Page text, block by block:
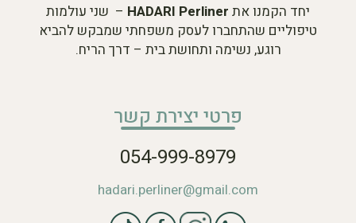
יחד הקמנו את HADARI Perliner – שני עולמות
טיפוליים שהתחברו לעסק משפחתי שמבקש להביא
רוגע, נשימה ותחושת בית – דרך הריח.
פרטי יצירת קשר
054-999-8979
hadari.perliner@gmail.com